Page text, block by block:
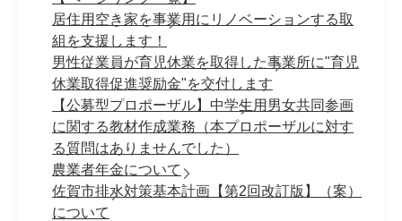
居住用空き家を事業用にリノベーションする取
組を支援します！
男性従業員が育児休業を取得した事業所に"育児
休業取得促進奨励金"を交付します
【公募型プロポーザル】中学生用男女共同参画
に関する教材作成業務（本プロポーザルに対す
る質問はありませんでした）
農業者年金について
佐賀市排水対策基本計画【第2回改訂版】（案）
について